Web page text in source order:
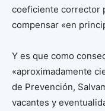
coeficiente corrector
compensar «en
Y es que como
«aproximadamente
de Prevención,
vacantes y